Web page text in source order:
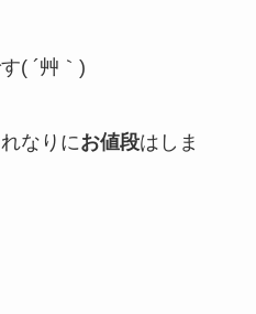
( ´艸｀)
なりにお値段はしま